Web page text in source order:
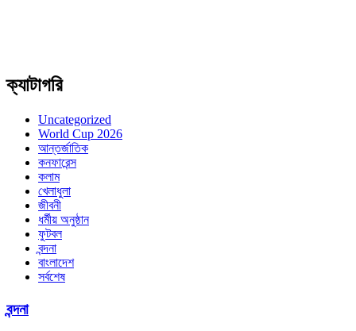
ক্যাটাগরি
Uncategorized
World Cup 2026
আন্তর্জাতিক
কনফারেন্স
কলাম
খেলাধুলা
জীবনী
ধর্মীয় অনুষ্ঠান
ফুটবল
বন্দনা
বাংলাদেশ
সর্বশেষ
বন্দনা